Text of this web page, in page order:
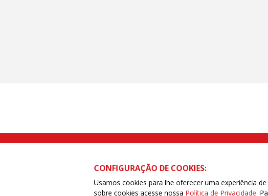
Rua Caetano Pinto nº 575 CEP 03041-000 Brás, São
CONFIGURAÇÃO DE COOKIES:
Usamos cookies para lhe oferecer uma experiência
sobre cookies acesse nossa Política de Privacidade.